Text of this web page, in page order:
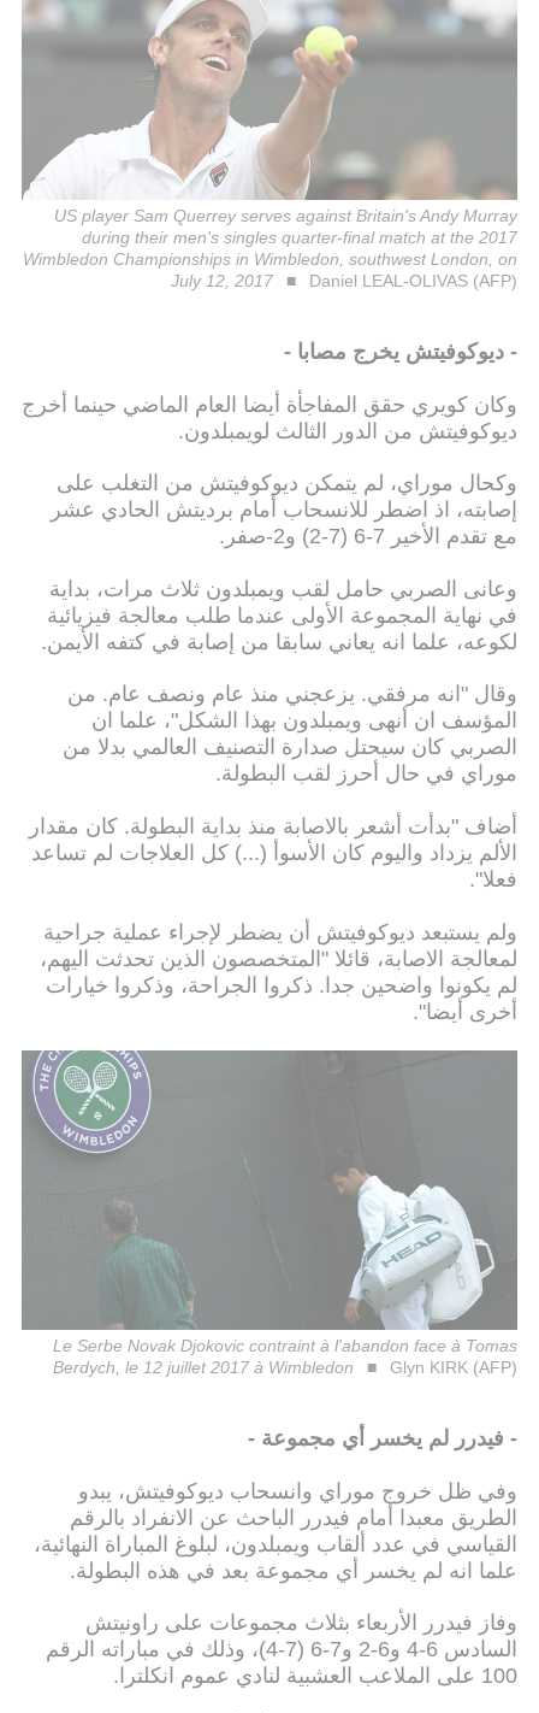
US player Sam Querrey serves against Britain's Andy Murray
during their men's singles quarter-final match at the 2017
Wimbledon Championships in Wimbledon, southwest London, on
July 12, 2017
Daniel LEAL-OLIVAS (AFP)
- ديوكوفيتش يخرج مصابا -
وكان كويري حقق المفاجأة أيضا العام الماضي حينما أخرج
ديوكوفيتش من الدور الثالث لويمبلدون.
وكحال موراي، لم يتمكن ديوكوفيتش من التغلب على
إصابته، اذ اضطر للانسحاب أمام برديتش الحادي عشر
مع تقدم الأخير 7-6 (7-2) و2-صفر.
وعانى الصربي حامل لقب ويمبلدون ثلاث مرات، بداية
في نهاية المجموعة الأولى عندما طلب معالجة فيزيائية
لكوعه، علما انه يعاني سابقا من إصابة في كتفه الأيمن.
وقال "انه مرفقي. يزعجني منذ عام ونصف عام. من
المؤسف ان أنهى ويمبلدون بهذا الشكل"، علما ان
الصربي كان سيحتل صدارة التصنيف العالمي بدلا من
موراي في حال أحرز لقب البطولة.
أضاف "بدأت أشعر بالاصابة منذ بداية البطولة. كان مقدار
الألم يزداد واليوم كان الأسوأ (...) كل العلاجات لم تساعد
فعلا".
ولم يستبعد ديوكوفيتش أن يضطر لإجراء عملية جراحية
لمعالجة الاصابة، قائلا "المتخصصون الذين تحدثت اليهم،
لم يكونوا واضحين جدا. ذكروا الجراحة، وذكروا خيارات
أخرى أيضا".
Le Serbe Novak Djokovic contraint à l'abandon face à Tomas
Berdych, le 12 juillet 2017 à Wimbledon
Glyn KIRK (AFP)
- فيدرر لم يخسر أي مجموعة -
وفي ظل خروج موراي وانسحاب ديوكوفيتش، يبدو
الطريق معبدا أمام فيدرر الباحث عن الانفراد بالرقم
القياسي في عدد ألقاب ويمبلدون، لبلوغ المباراة النهائية،
علما انه لم يخسر أي مجموعة بعد في هذه البطولة.
وفاز فيدرر الأربعاء بثلاث مجموعات على راونيتش
السادس 6-4 و6-2 و7-6 (7-4)، وذلك في مباراته الرقم
100 على الملاعب العشبية لنادي عموم انكلترا.